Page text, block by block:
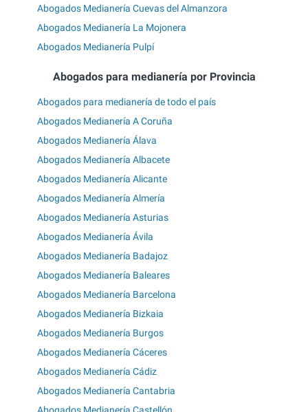
Abogados Medianería Cuevas del Almanzora
Abogados Medianería La Mojonera
Abogados Medianería Pulpí
Abogados para medianería por Provincia
Abogados para medianería de todo el país
Abogados Medianería A Coruña
Abogados Medianería Álava
Abogados Medianería Albacete
Abogados Medianería Alicante
Abogados Medianería Almería
Abogados Medianería Asturias
Abogados Medianería Ávila
Abogados Medianería Badajoz
Abogados Medianería Baleares
Abogados Medianería Barcelona
Abogados Medianería Bizkaia
Abogados Medianería Burgos
Abogados Medianería Cáceres
Abogados Medianería Cádiz
Abogados Medianería Cantabria